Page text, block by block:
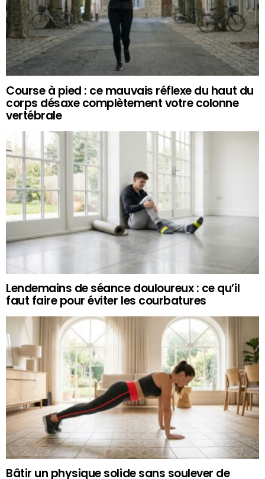
Course à pied : ce mauvais réflexe du haut du
corps désaxe complètement votre colonne
vertébrale
Lendemains de séance douloureux : ce qu’il
faut faire pour éviter les courbatures
Bâtir un physique solide sans soulever de